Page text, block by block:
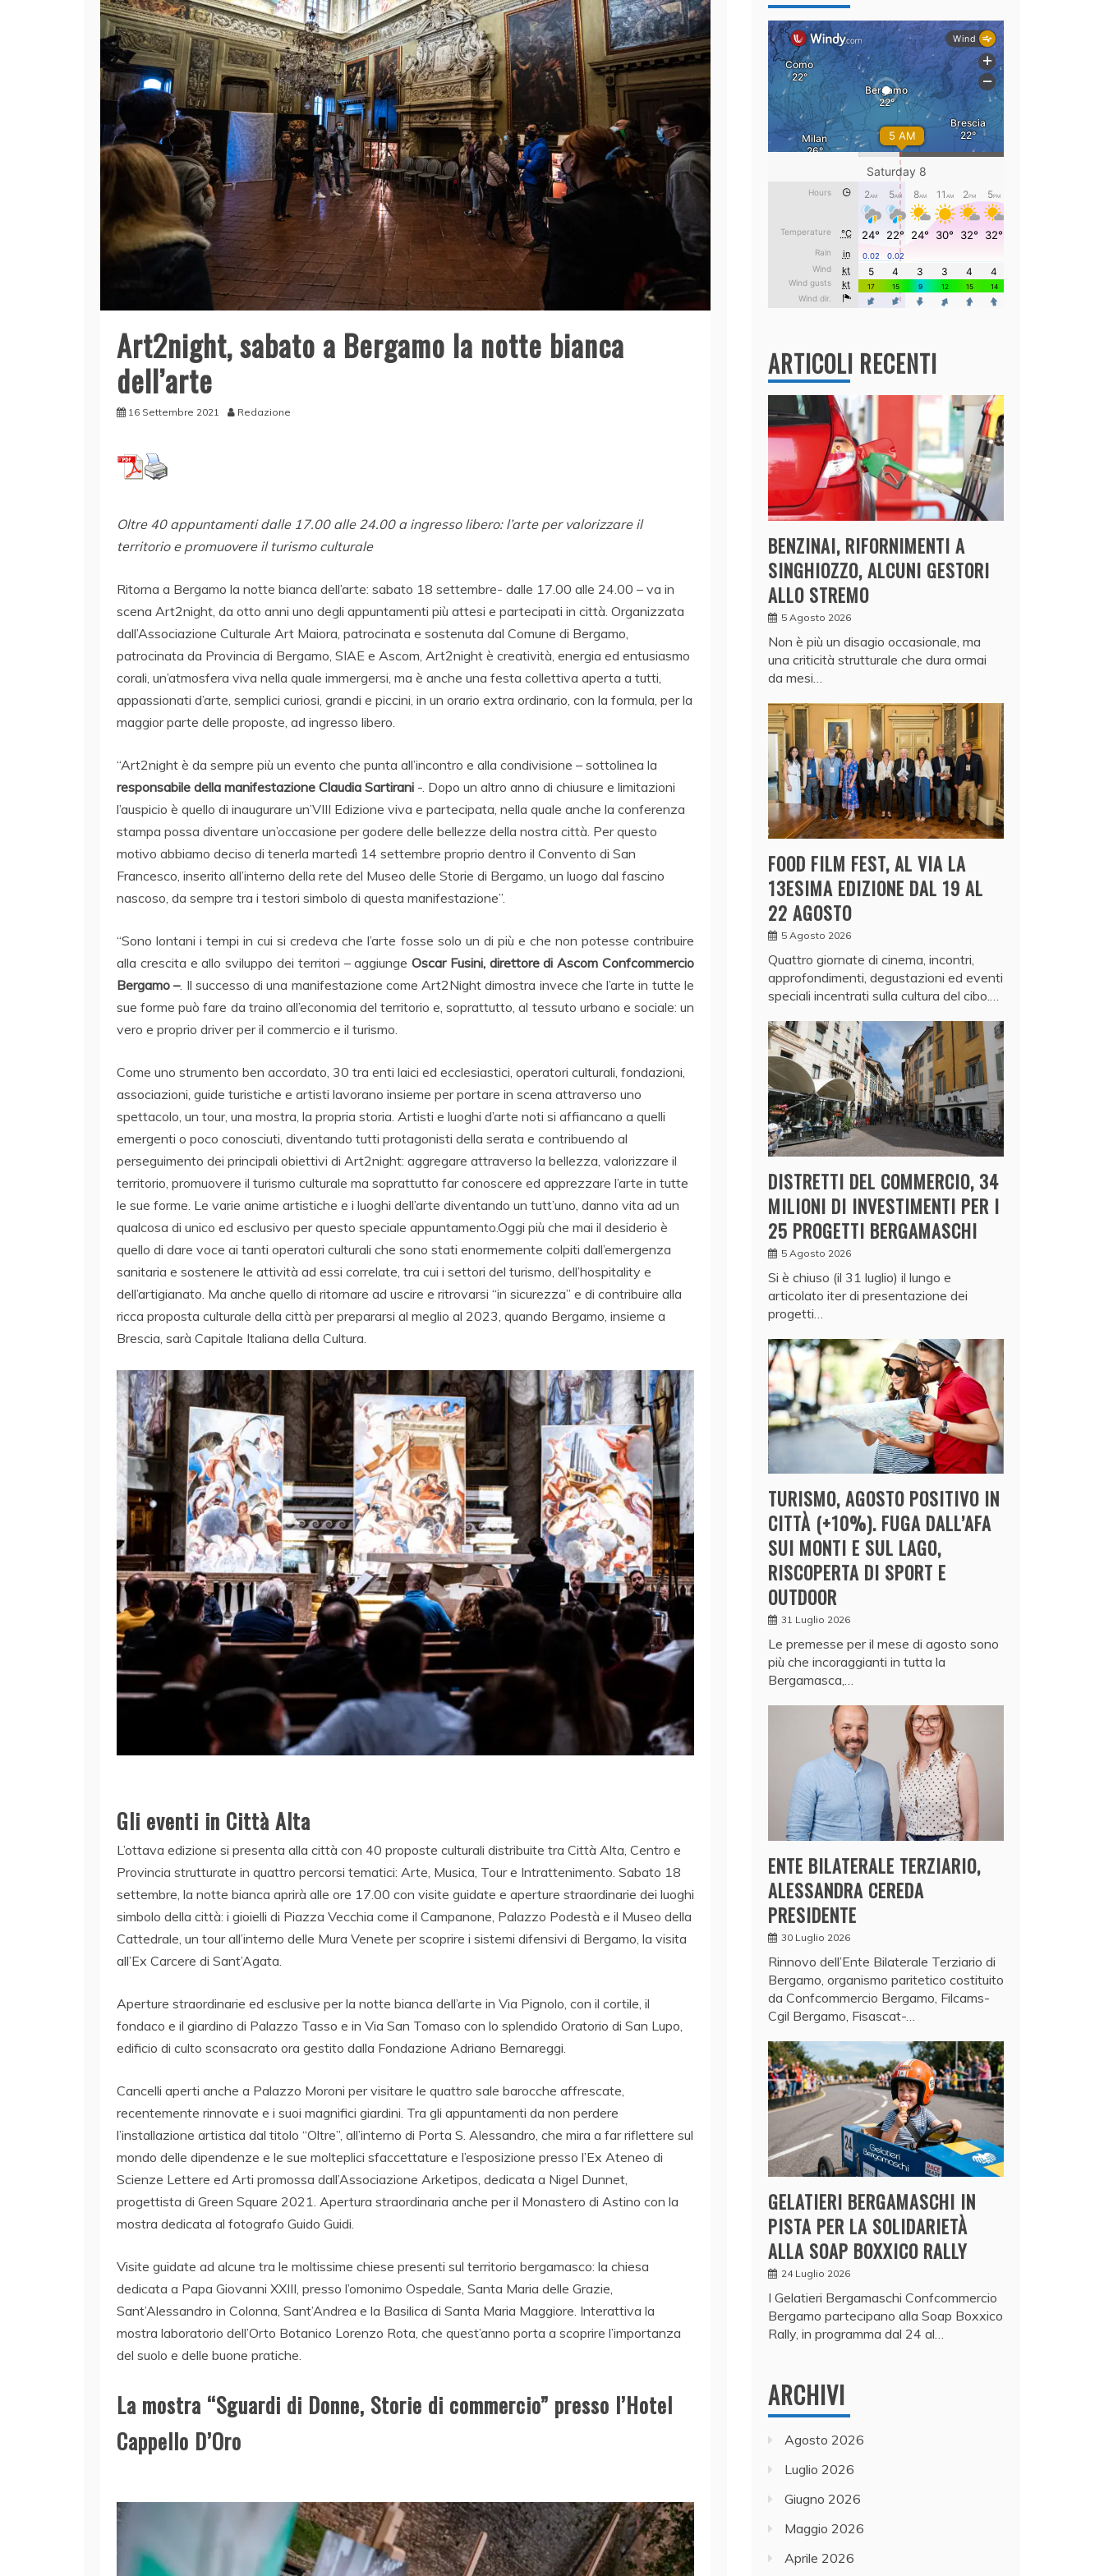
Art2night, sabato a Bergamo la notte bianca
dell’arte
16 Settembre 2021 Redazione
Oltre 40 appuntamenti dalle 17.00 alle 24.00 a ingresso libero: l’arte per valorizzare il
territorio e promuovere il turismo culturale
Ritorna a Bergamo la notte bianca dell’arte: sabato 18 settembre- dalle 17.00 alle 24.00 – va in
scena Art2night, da otto anni uno degli appuntamenti più attesi e partecipati in città. Organizzata
dall’Associazione Culturale Art Maiora, patrocinata e sostenuta dal Comune di Bergamo,
patrocinata da Provincia di Bergamo, SIAE e Ascom, Art2night è creatività, energia ed entusiasmo
corali, un’atmosfera viva nella quale immergersi, ma è anche una festa collettiva aperta a tutti,
appassionati d’arte, semplici curiosi, grandi e piccini, in un orario extra ordinario, con la formula, per la
maggior parte delle proposte, ad ingresso libero.
“Art2night è da sempre più un evento che punta all’incontro e alla condivisione – sottolinea la
responsabile della manifestazione Claudia Sartirani -. Dopo un altro anno di chiusure e limitazioni
l’auspicio è quello di inaugurare un’VIII Edizione viva e partecipata, nella quale anche la conferenza
stampa possa diventare un’occasione per godere delle bellezze della nostra città. Per questo
motivo abbiamo deciso di tenerla martedì 14 settembre proprio dentro il Convento di San
Francesco, inserito all’interno della rete del Museo delle Storie di Bergamo, un luogo dal fascino
nascoso, da sempre tra i testori simbolo di questa manifestazione”.
“Sono lontani i tempi in cui si credeva che l’arte fosse solo un di più e che non potesse contribuire
alla crescita e allo sviluppo dei territori – aggiungeOscar Fusini, direttore di Ascom Confcommercio
Bergamo –. Il successo di una manifestazione come Art2Night dimostra invece che l’arte in tutte le
sue forme può fare da traino all’economia del territorio e, soprattutto, al tessuto urbano e sociale: un
vero e proprio driver per il commercio e il turismo.
Come uno strumento ben accordato, 30 tra enti laici ed ecclesiastici, operatori culturali, fondazioni,
associazioni, guide turistiche e artisti lavorano insieme per portare in scena attraverso uno
spettacolo, un tour, una mostra, la propria storia. Artisti e luoghi d’arte noti si affiancano a quelli
emergenti o poco conosciuti, diventando tutti protagonisti della serata e contribuendo al
perseguimento dei principali obiettivi di Art2night: aggregare attraverso la bellezza, valorizzare il
territorio, promuovere il turismo culturale ma soprattutto far conoscere ed apprezzare l’arte in tutte
le sue forme. Le varie anime artistiche e i luoghi dell’arte diventando un tutt’uno, danno vita ad un
qualcosa di unico ed esclusivo per questo speciale appuntamento.Oggi più che mai il desiderio è
quello di dare voce ai tanti operatori culturali che sono stati enormemente colpiti dall’emergenza
sanitaria e sostenere le attività ad essi correlate, tra cui i settori del turismo, dell’hospitality e
dell’artigianato. Ma anche quello di ritornare ad uscire e ritrovarsi “in sicurezza” e di contribuire alla
ricca proposta culturale della città per prepararsi al meglio al 2023, quando Bergamo, insieme a
Brescia, sarà Capitale Italiana della Cultura.
Gli eventi in Città Alta
L’ottava edizione si presenta alla città con 40 proposte culturali distribuite tra Città Alta, Centro e
Provincia strutturate in quattro percorsi tematici: Arte, Musica, Tour e Intrattenimento. Sabato 18
settembre, la notte bianca aprirà alle ore 17.00 con visite guidate e aperture straordinarie dei luoghi
simbolo della città: i gioielli di Piazza Vecchia come il Campanone, Palazzo Podestà e il Museo della
Cattedrale, un tour all’interno delle Mura Venete per scoprire i sistemi difensivi di Bergamo, la visita
all’Ex Carcere di Sant’Agata.
Aperture straordinarie ed esclusive per la notte bianca dell’arte in Via Pignolo, con il cortile, il
fondaco e il giardino di Palazzo Tasso e in Via San Tomaso con lo splendido Oratorio di San Lupo,
edificio di culto sconsacrato ora gestito dalla Fondazione Adriano Bernareggi.
Cancelli aperti anche a Palazzo Moroni per visitare le quattro sale barocche affrescate,
recentemente rinnovate e i suoi magnifici giardini. Tra gli appuntamenti da non perdere
l’installazione artistica dal titolo “Oltre”, all’interno di Porta S. Alessandro, che mira a far riflettere sul
mondo delle dipendenze e le sue molteplici sfaccettature e l’esposizione presso l’Ex Ateneo di
Scienze Lettere ed Arti promossa dall’Associazione Arketipos, dedicata a Nigel Dunnet,
progettista di Green Square 2021. Apertura straordinaria anche per il Monastero di Astino con la
mostra dedicata al fotografo Guido Guidi.
Visite guidate ad alcune tra le moltissime chiese presenti sul territorio bergamasco: la chiesa
dedicata a Papa Giovanni XXIII, presso l’omonimo Ospedale, Santa Maria delle Grazie,
Sant’Alessandro in Colonna, Sant’Andrea e la Basilica di Santa Maria Maggiore. Interattiva la
mostra laboratorio dell’Orto Botanico Lorenzo Rota, che quest’anno porta a scoprire l’importanza
del suolo e delle buone pratiche.
La mostra “Sguardi di Donne, Storie di commercio” presso l’Hotel
Cappello D’Oro
ARTICOLI RECENTI
BENZINAI, RIFORNIMENTI A
SINGHIOZZO, ALCUNI GESTORI
ALLO STREMO
5 Agosto 2026
Non è più un disagio occasionale, ma
una criticità strutturale che dura ormai
da mesi…
FOOD FILM FEST, AL VIA LA
13ESIMA EDIZIONE DAL 19 AL
22 AGOSTO
5 Agosto 2026
Quattro giornate di cinema, incontri,
approfondimenti, degustazioni ed eventi
speciali incentrati sulla cultura del cibo.…
DISTRETTI DEL COMMERCIO, 34
MILIONI DI INVESTIMENTI PER I
25 PROGETTI BERGAMASCHI
5 Agosto 2026
Si è chiuso (il 31 luglio) il lungo e
articolato iter di presentazione dei
progetti…
TURISMO, AGOSTO POSITIVO IN
CITTÀ (+10%). FUGA DALL’AFA
SUI MONTI E SUL LAGO,
RISCOPERTA DI SPORT E
OUTDOOR
31 Luglio 2026
Le premesse per il mese di agosto sono
più che incoraggianti in tutta la
Bergamasca,…
ENTE BILATERALE TERZIARIO,
ALESSANDRA CEREDA
PRESIDENTE
30 Luglio 2026
Rinnovo dell’Ente Bilaterale Terziario di
Bergamo, organismo paritetico costituito
da Confcommercio Bergamo, Filcams-
Cgil Bergamo, Fisascat-…
GELATIERI BERGAMASCHI IN
PISTA PER LA SOLIDARIETÀ
ALLA SOAP BOXXICO RALLY
24 Luglio 2026
I Gelatieri Bergamaschi Confcommercio
Bergamo partecipano alla Soap Boxxico
Rally, in programma dal 24 al…
ARCHIVI
Agosto 2026
Luglio 2026
Giugno 2026
Maggio 2026
Aprile 2026